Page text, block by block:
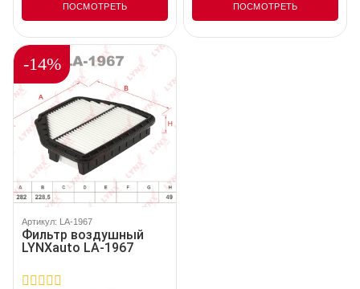
5
ПОСМОТРЕТЬ
5
ПОСМОТРЕТЬ
-14%
Артикул: LA-1967
Фильтр воздушный
LYNXauto LA-1967